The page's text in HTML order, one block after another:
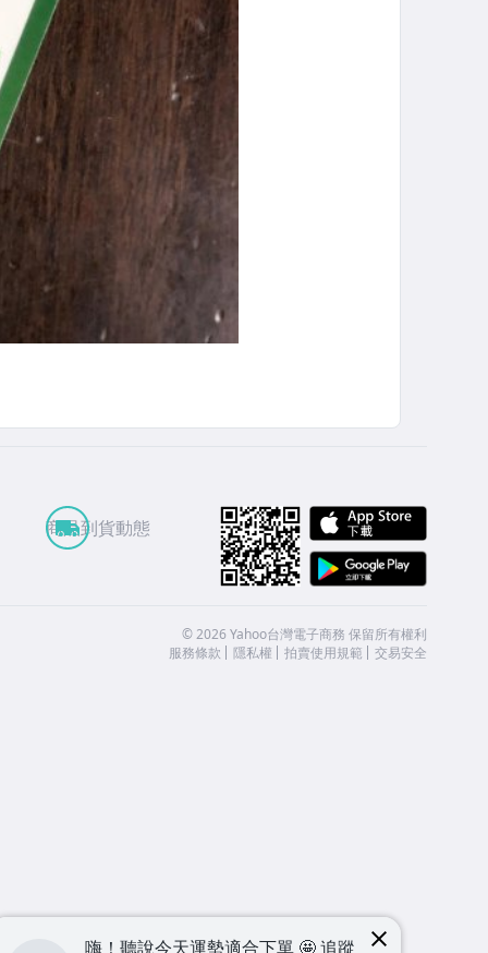
商品到貨動態
©2026 Yahoo台灣電子商務 保留所有權利
服務條款
隱私權 拍賣使用規範 交易安全